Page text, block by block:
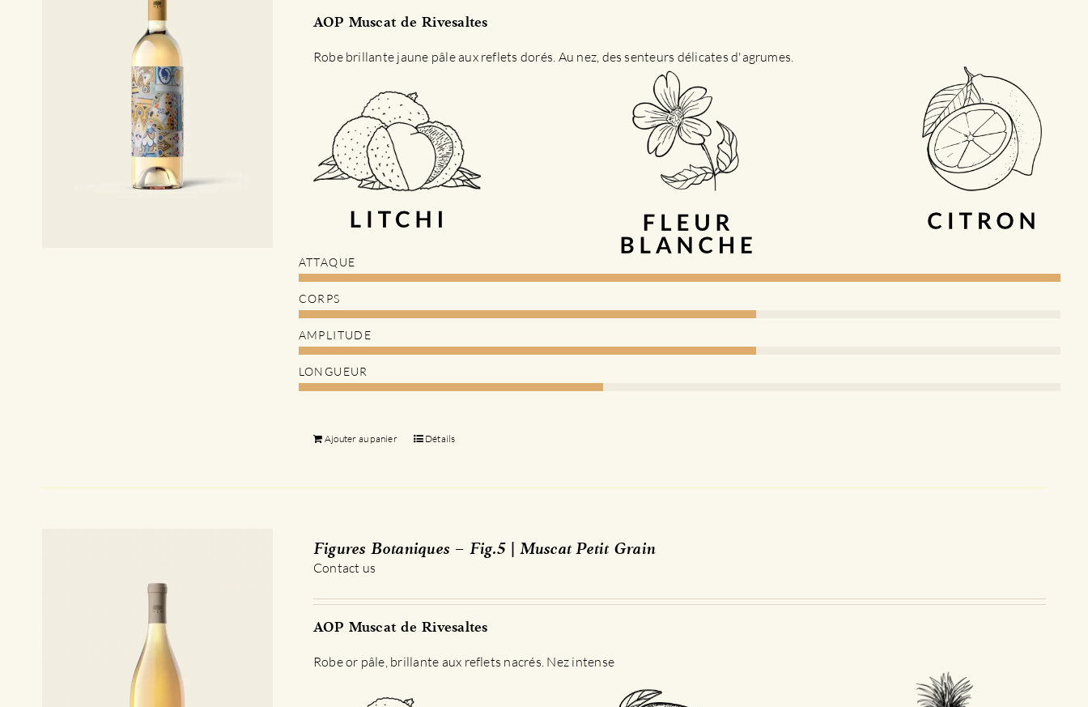
AOP Muscat de Rivesaltes
Robe brillante jaune pâle aux reflets dorés. Au nez, des senteurs délicates d'agrumes.
ATTAQUE
CORPS
AMPLITUDE
LONGUEUR
Ajouter au panier Détails
Figures Botaniques – Fig.5 | Muscat Petit Grain
Contact us
AOP Muscat de Rivesaltes
Robe or pâle, brillante aux reflets nacrés. Nez intense